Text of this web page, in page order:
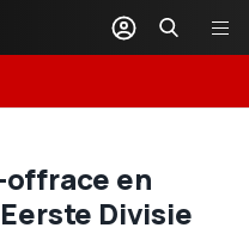
offrace en
Divisie